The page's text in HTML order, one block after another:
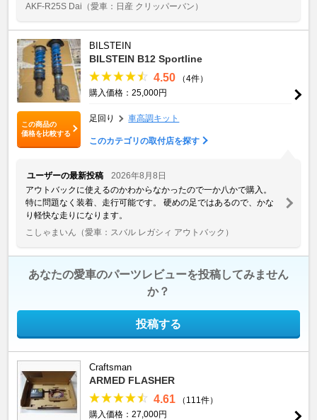
AKF-R25S Dai （愛車：日産 クリッパーバン）
この商品の
価格を比較する
BILSTEIN
BILSTEIN B12 Sportline
4.50
（4件）
購入価格：25,000円
足回り 車高調キット
このカテゴリの取付店を探す
ユーザーの最新投稿
2026年8月8日
アウトバックに使えるのかわからなかったので一か八かで購入。
特に問題なく装着、走行可能です。 硬めの足ではあるので、かな
り軽快な走りになります。
こしゃまいん （愛車：スバル レガシィ アウトバック）
あなたの愛車のパーツレビューを投稿してみません
か？
投稿する
Craftsman
ARMED FLASHER
4.61
（111件）
購入価格：27,000円